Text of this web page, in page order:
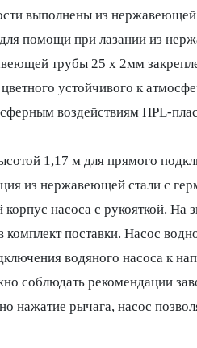
выполнены из
помощи при лазании из
трубы 25 х 2мм
устойчивого к
воздействиям HPL-
1,17 м для прямого
из нержавеющей стали с
насоса с рукояткой.
поставки. Насос
водяного насоса к
соблюдать рекомендации
нажатие рычага, насос